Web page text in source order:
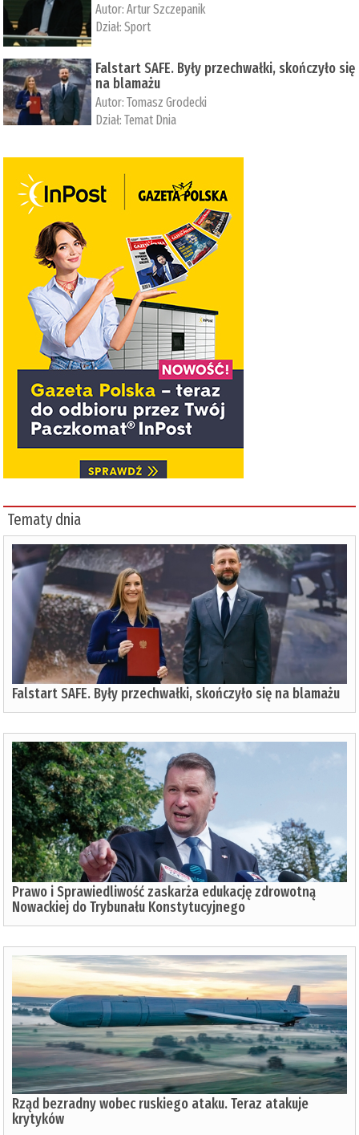
Autor:Artur Szczepanik
Dział:Sport
Falstart SAFE. Były przechwałki, skończyło się
na blamażu
Autor:Tomasz Grodecki
Dział:Temat Dnia
Tematy dnia
Falstart SAFE. Były przechwałki, skończyło się na blamażu
Prawo i Sprawiedliwość zaskarża edukację zdrowotną
Nowackiej do Trybunału Konstytucyjnego
Rząd bezradny wobec ruskiego ataku. Teraz atakuje
krytyków